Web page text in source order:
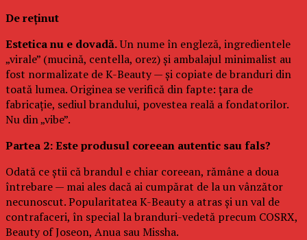
De reținut
Estetica nu e dovadă.Un nume în engleză, ingredientele
„virale” (mucină, centella, orez) și ambalajul minimalist au
fost normalizate de K-Beauty — și copiate de branduri din
toată lumea. Originea se verifică din fapte: țara de
fabricație, sediul brandului, povestea reală a fondatorilor.
Nu din „vibe”.
Partea 2: Este produsul coreean autentic sau fals?
Odată ce știi că brandul e chiar coreean, rămâne a doua
întrebare — mai ales dacă ai cumpărat de la un vânzător
necunoscut. Popularitatea K-Beauty a atras și un val de
contrafaceri, în special la branduri-vedetă precum COSRX,
Beauty of Joseon, Anua sau Missha.